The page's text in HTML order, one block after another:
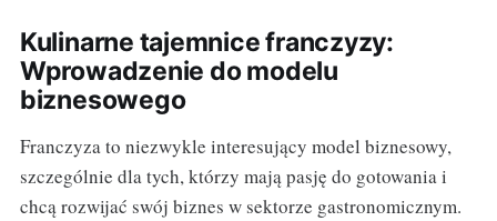
Kulinarne tajemnice franczyzy:
Wprowadzenie do modelu
biznesowego
Franczyza to niezwykle interesujący model biznesowy,
szczególnie dla tych, którzy mają pasję do gotowania i
chcą rozwijać swój biznes w sektorze gastronomicznym.